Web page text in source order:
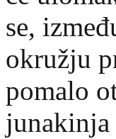
se,
okružju
pomalo